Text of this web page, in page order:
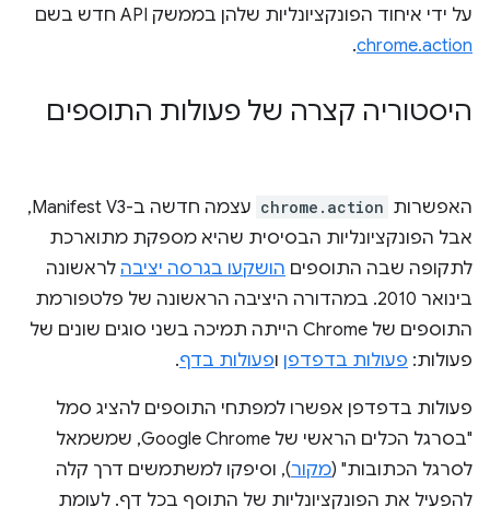
על ידי איחוד הפונקציונליות שלהן בממשק API חדש בשם
chrome.action
.
היסטוריה קצרה של פעולות התוספים
האפשרות chrome.action
עצמה חדשה ב-Manifest V3,
אבל הפונקציונליות הבסיסית שהיא מספקת מתוארכת
לתקופה שבה התוספים הושקעו בגרסה יציבה לראשונה
בינואר 2010. במהדורה היציבה הראשונה של פלטפורמת
התוספים של Chrome הייתה תמיכה בשני סוגים שונים של
פעולות: פעולות בדפדפן ופעולות בדף.
פעולות בדפדפן אפשרו למפתחי התוספים להציג סמל
"בסרגל הכלים הראשי של Google Chrome, שמשמאל
לסרגל הכתובות" (מקור), וסיפקו למשתמשים דרך קלה
להפעיל את הפונקציונליות של התוסף בכל דף. לעומת